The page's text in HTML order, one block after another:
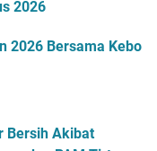
2026
2026 Bersama Kebo
Bersih Akibat